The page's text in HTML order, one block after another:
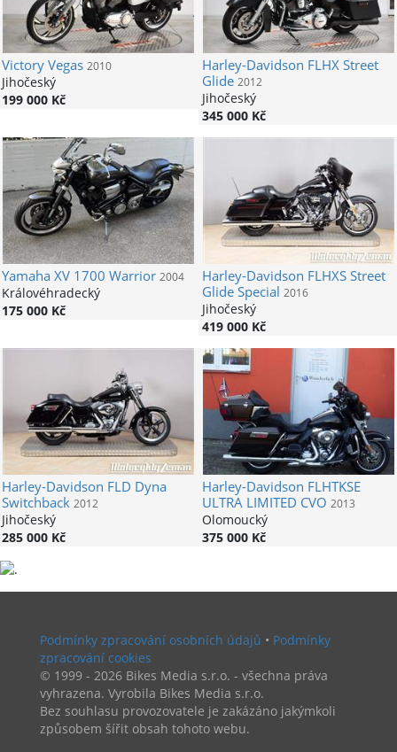
VictoryVegas 2010
Jihočeský
199 000 Kč
Harley-Davidson FLHX Street
Glide 2012
Jihočeský
345 000 Kč
YamahaXV 1700 Warrior 2004
Královéhradecký
175 000 Kč
Harley-Davidson FLHXS Street
Glide Special 2016
Jihočeský
419 000 Kč
Harley-Davidson FLD Dyna
Switchback 2012
Jihočeský
285 000 Kč
Harley-Davidson FLHTKSE
ULTRA LIMITED CVO 2013
Olomoucký
375 000 Kč
Podmínky zpracování osobních údajů • Podmínky
zpracování cookies
© 1999 - 2026 Bikes Media s.r.o. - všechna práva
vyhrazena. Vyrobila Bikes Media s.r.o.
Bez souhlasu provozovatele je zakázáno jakýmkoli
způsobem šířit obsah tohoto webu.